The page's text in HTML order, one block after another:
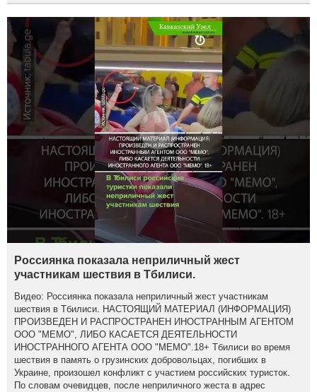
Россиянка показала неприличный жест
участникам шествия в Тбилиси.
Видео: Россиянка показала неприличный жест участникам
шествия в Тбилиси. НАСТОЯЩИЙ МАТЕРИАЛ (ИНФОРМАЦИЯ)
ПРОИЗВЕДЕН И РАСПРОСТРАНЕН ИНОСТРАННЫМ АГЕНТОМ
ООО "МЕМО", ЛИБО КАСАЕТСЯ ДЕЯТЕЛЬНОСТИ
ИНОСТРАННОГО АГЕНТА ООО "МЕМО".18+ Тбилиси во время
шествия в память о грузинских добровольцах, погибших в
Украине, произошел конфликт с участием российских туристок.
По словам очевидцев, после неприличного жеста в адрес